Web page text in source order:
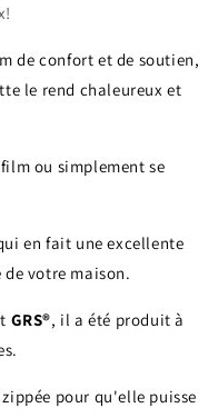
de confort et de soutien,
le rend chaleureux et
ou simplement se
en fait une excellente
votre maison.
GRS®, il a été produit à
pour qu'elle puisse